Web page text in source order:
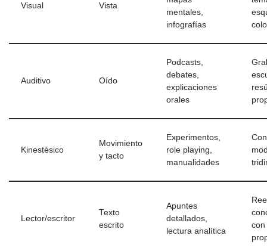
Visual Vista
mentales,
infografías
Auditivo Oído
Podcasts,
debates,
explicaciones
orales
Kinestésico
Movimiento
y tacto
Experimentos,
role playing,
manualidades
Lector/escritor
Texto
escrito
Apuntes
detallados,
lectura analítica
con